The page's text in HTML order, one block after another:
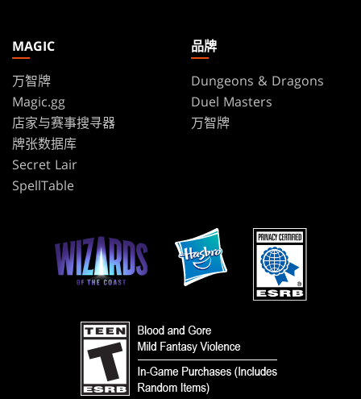
MAGIC
万智牌
Magic.gg
店家与赛事搜寻器
牌张数据库
Secret Lair
SpellTable
品牌
Dungeons & Dragons
Duel Masters
万智牌